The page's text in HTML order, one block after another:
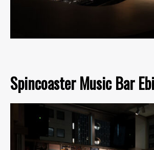
Spincoaster Music Bar